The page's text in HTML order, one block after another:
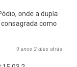
onde a dupla
como
9 anos 2 dias atrás